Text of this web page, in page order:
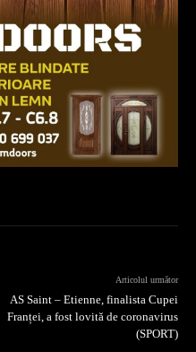
Articolul următor
AS Saint – Etienne, finalista Cupei
Franței, a fost lovită de coronavirus
(SPORT)